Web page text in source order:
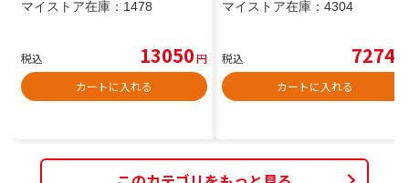
マイストア在庫： 1478
税込 13050円
カートに入れる
マイストア在庫： 4304
税込 7274
カートに入れる